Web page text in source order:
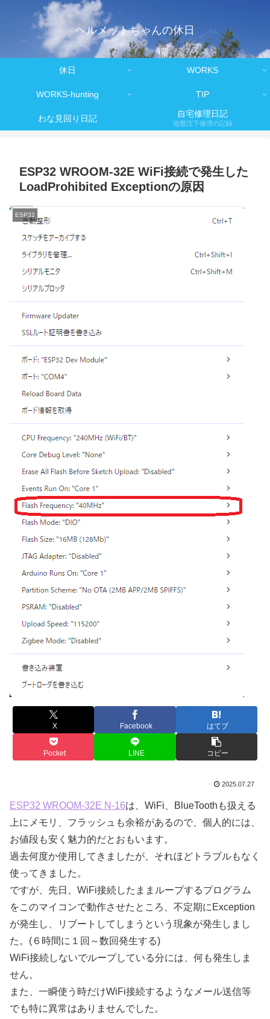
ヘルメットちゃんの休日
休日 WORKS
WORKS-hunting TIP
わな見回り日記 自宅修理日記
地盤沈下修理の記録
ESP32 WROOM-32E WiFi接続で発生した
LoadProhibited Exceptionの原因
ESP32
X Facebook はてブ
Pocket LINE コピー
2025.07.27
ESP32 WROOM-32E N-16は、WiFi、BlueToothも扱える
上にメモリ、フラッシュも余裕があるので、個人的には、
お値段も安く魅力的だとおもいます。
過去何度か使用してきましたが、それほどトラブルもなく
使ってきました。
ですが、先日、WiFi接続したままループするプログラム
をこのマイコンで動作させたところ、不定期にException
が発生し、リブートしてしまうという現象が発生しまし
た。(６時間に１回～数回発生する)
WiFi接続しないでループしている分には、何も発生しま
せん。
また、一瞬使う時だけWiFi接続するようなメール送信等
でも特に異常はありませんでした。